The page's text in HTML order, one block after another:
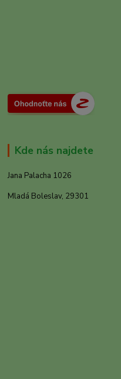
Kde nás najdete
Jana Palacha 1026
Mladá Boleslav, 29301